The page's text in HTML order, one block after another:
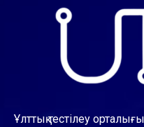
Ұлттық тестілеу